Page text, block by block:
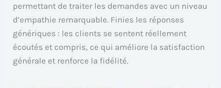
permettant de traiter les demandes avec un niveau
d’empathie remarquable. Finies les réponses
génériques : les clients se sentent réellement
écoutés et compris, ce qui améliore la satisfaction
générale et renforce la fidélité.